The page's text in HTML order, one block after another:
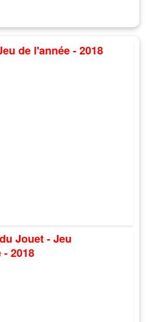
de l'année - 2018
Jouet - Jeu
- 2018